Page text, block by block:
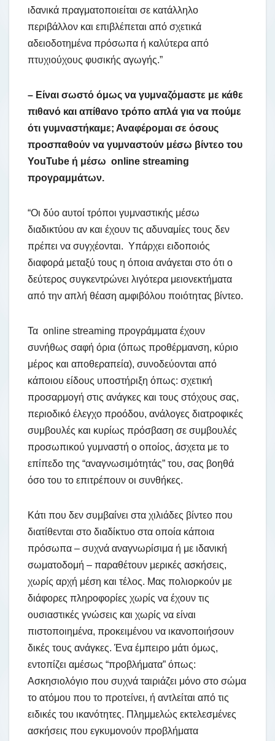
ιδανικά πραγματοποιείται σε κατάλληλο
περιβάλλον και επιβλέπεται από σχετικά
αδειοδοτημένα πρόσωπα ή καλύτερα από
πτυχιούχους φυσικής αγωγής.”
– Είναι σωστό όμως να γυμναζόμαστε με κάθε
πιθανό και απίθανο τρόπο απλά για να πούμε
ότι γυμναστήκαμε; Αναφέρομαι σε όσους
προσπαθούν να γυμναστούν μέσω βίντεο του
YouTube ή μέσω online streaming
προγραμμάτων.
“Οι δύο αυτοί τρόποι γυμναστικής μέσω
διαδικτύου αν και έχουν τις αδυναμίες τους δεν
πρέπει να συγχέονται. Υπάρχει ειδοποιός
διαφορά μεταξύ τους η όποια ανάγεται στο ότι ο
δεύτερος συγκεντρώνει λιγότερα μειονεκτήματα
από την απλή θέαση αμφιβόλου ποιότητας βίντεο.
Τα online streaming προγράμματα έχουν
συνήθως σαφή όρια (όπως προθέρμανση, κύριο
μέρος και αποθεραπεία), συνοδεύονται από
κάποιου είδους υποστήριξη όπως: σχετική
προσαρμογή στις ανάγκες και τους στόχους σας,
περιοδικό έλεγχο προόδου, ανάλογες διατροφικές
συμβουλές και κυρίως πρόσβαση σε συμβουλές
προσωπικού γυμναστή ο οποίος, άσχετα με το
επίπεδο της “αναγνωσιμότητάς” του, σας βοηθά
όσο του το επιτρέπουν οι συνθήκες.
Κάτι που δεν συμβαίνει στα χιλιάδες βίντεο που
διατίθενται στο διαδίκτυο στα οποία κάποια
πρόσωπα – συχνά αναγνωρίσιμα ή με ιδανική
σωματοδομή – παραθέτουν μερικές ασκήσεις,
χωρίς αρχή μέση και τέλος. Μας πολιορκούν με
διάφορες πληροφορίες χωρίς να έχουν τις
ουσιαστικές γνώσεις και χωρίς να είναι
πιστοποιημένα, προκειμένου να ικανοποιήσουν
δικές τους ανάγκες. Ένα έμπειρο μάτι όμως,
εντοπίζει αμέσως “προβλήματα” όπως:
Ασκησιολόγιο που συχνά ταιριάζει μόνο στο σώμα
το ατόμου που το προτείνει, ή αντλείται από τις
ειδικές του ικανότητες. Πλημμελώς εκτελεσμένες
ασκήσεις που εγκυμονούν προβλήματα